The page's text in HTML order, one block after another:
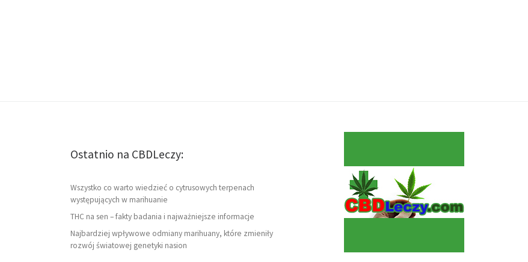
Ostatnio na CBDLeczy:
Wszystko co warto wiedzieć o cytrusowych terpenach
występujących w marihuanie
THC na sen – fakty badania i najważniejsze informacje
Najbardziej wpływowe odmiany marihuany, które zmieniły
rozwój światowej genetyki nasion